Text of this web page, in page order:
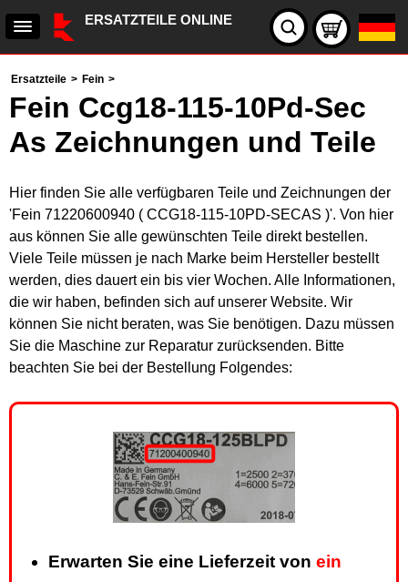
ERSATZTEILE ONLINE
Ersatzteile > Fein >
Fein Ccg18-115-10Pd-Sec
As Zeichnungen und Teile
Hier finden Sie alle verfügbaren Teile und Zeichnungen der
'Fein 71220600940 ( CCG18-115-10PD-SECAS )'. Von hier
aus können Sie alle gewünschten Teile direkt bestellen.
Viele Teile müssen je nach Marke beim Hersteller bestellt
werden, dies dauert ein bis vier Wochen. Alle Informationen,
die wir haben, befinden sich auf unserer Website. Wir
können Sie nicht beraten, was Sie benötigen. Dazu müssen
Sie die Maschine zur Reparatur zurücksenden. Bitte
beachten Sie bei der Bestellung Folgendes:
Erwarten Sie eine Lieferzeit von ein